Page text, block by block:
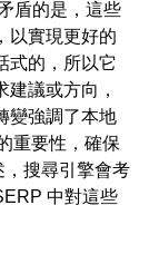
盾的是，這些
以實現更好的
式的，所以它
議或方向，
變強調了本地
重要性，確保
，搜尋引擎會考
中對這些